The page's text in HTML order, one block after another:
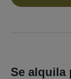
Se alquila